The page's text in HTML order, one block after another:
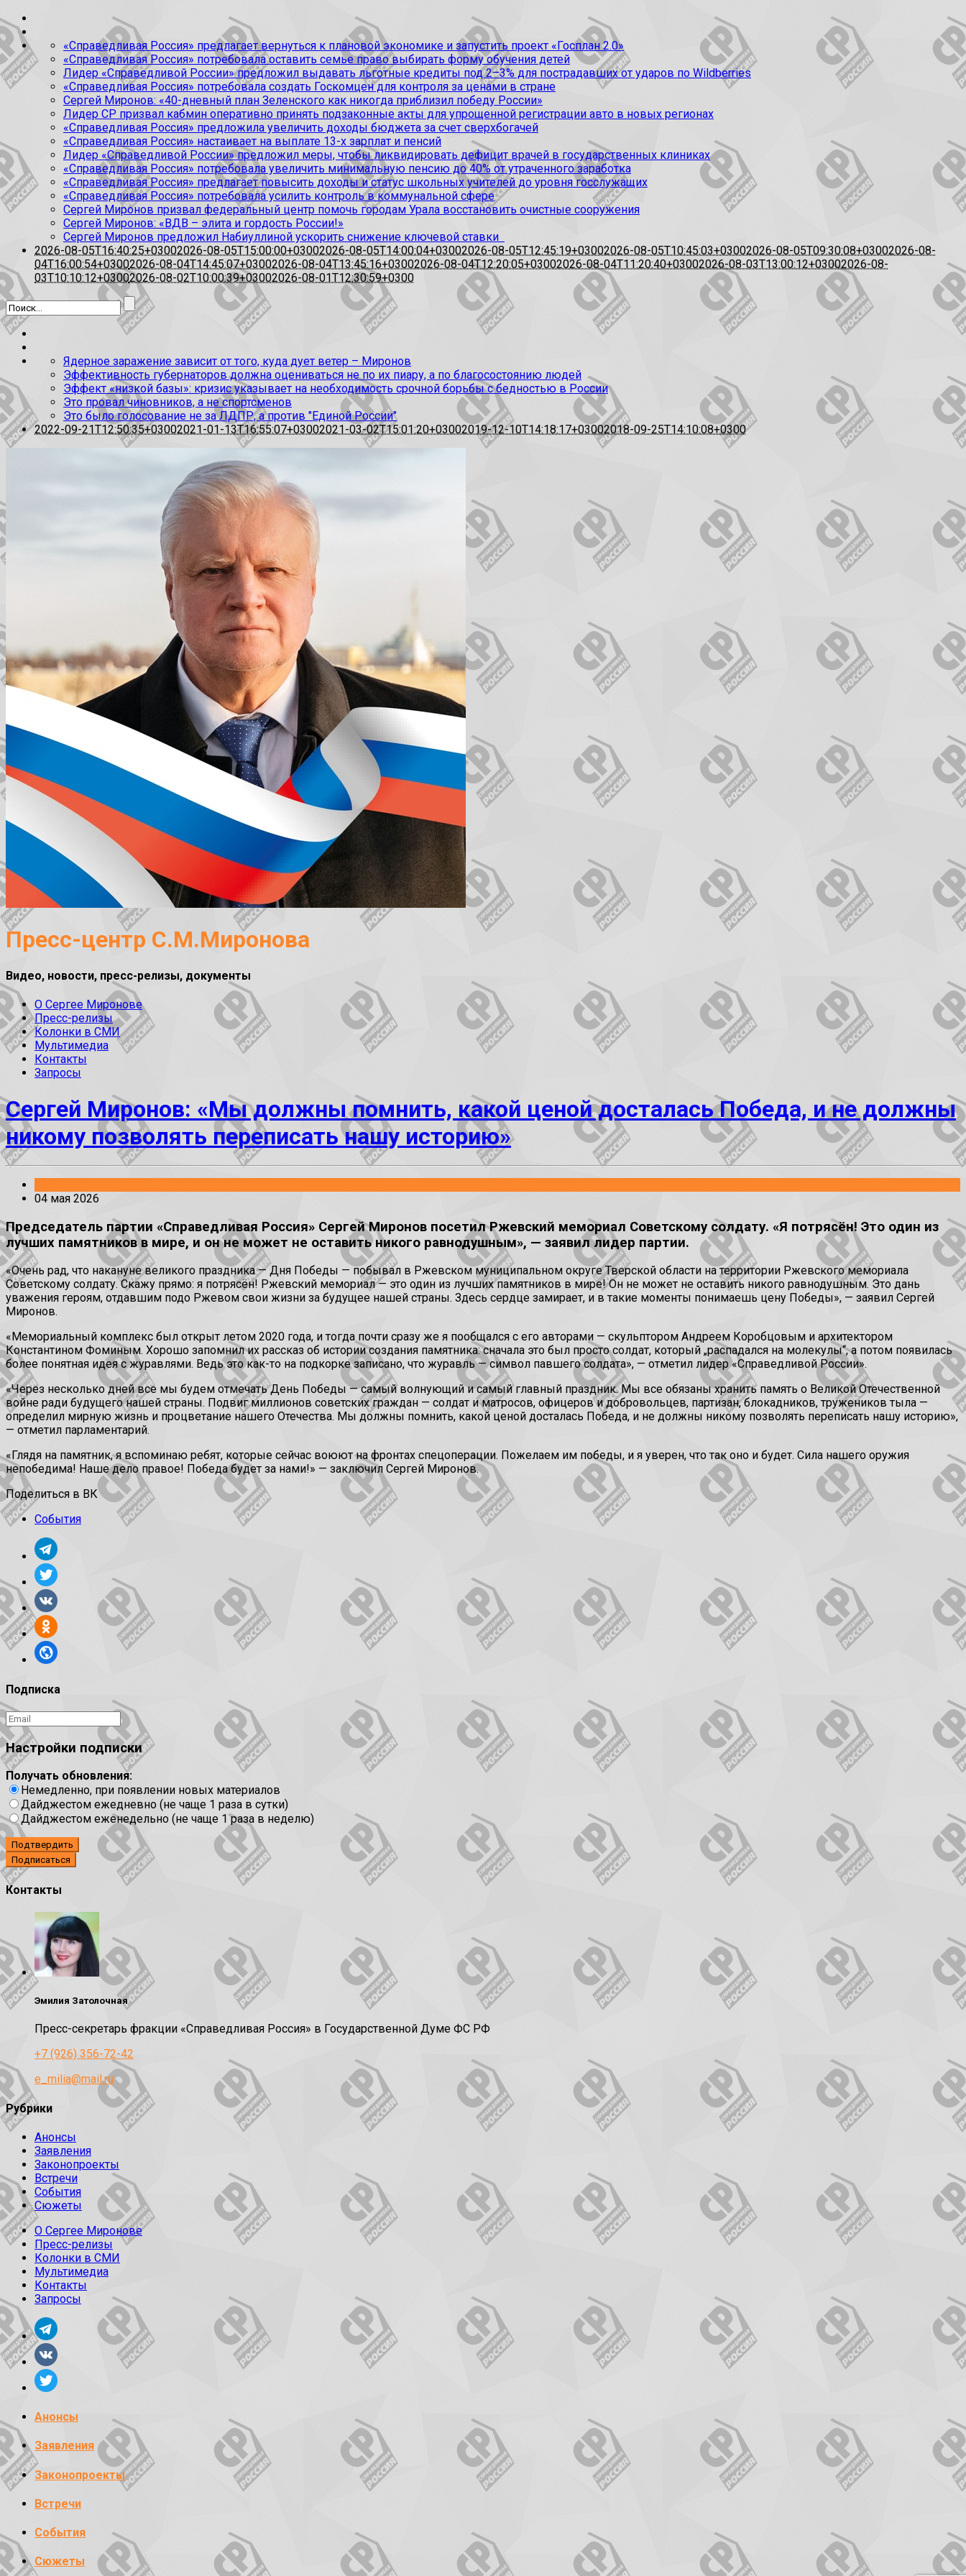
«Справедливая Россия» предлагает вернуться к плановой экономике и запустить проект «Госплан 2.0»
«Справедливая Россия» потребовала оставить семье право выбирать форму обучения детей
Лидер «Справедливой России» предложил выдавать льготные кредиты под 2–3% для пострадавших от ударов по Wildberries
«Справедливая Россия» потребовала создать Госкомцен для контроля за ценами в стране
Сергей Миронов: «40-дневный план Зеленского как никогда приблизил победу России»
Лидер СР призвал кабмин оперативно принять подзаконные акты для упрощенной регистрации авто в новых регионах
«Справедливая Россия» предложила увеличить доходы бюджета за счет сверхбогачей
«Справедливая Россия» настаивает на выплате 13-х зарплат и пенсий
Лидер «Справедливой России» предложил меры, чтобы ликвидировать дефицит врачей в государственных клиниках
«Справедливая Россия» потребовала увеличить минимальную пенсию до 40% от утраченного заработка
«Справедливая Россия» предлагает повысить доходы и статус школьных учителей до уровня госслужащих
«Справедливая Россия» потребовала усилить контроль в коммунальной сфере
Сергей Миронов призвал федеральный центр помочь городам Урала восстановить очистные сооружения
Сергей Миронов: «ВДВ – элита и гордость России!»
Сергей Миронов предложил Набиуллиной ускорить снижение ключевой ставки
2026-08-05T16:40:25+03002026-08-05T15:00:00+03002026-08-05T14:00:04+03002026-08-05T12:45:19+03002026-08-05T10:45:03+03002026-08-05T09:30:08+03002026-08-
04T16:00:54+03002026-08-04T14:45:07+03002026-08-04T13:45:16+03002026-08-04T12:20:05+03002026-08-04T11:20:40+03002026-08-03T13:00:12+03002026-08-
03T10:10:12+03002026-08-02T10:00:39+03002026-08-01T12:30:59+0300
Ядерное заражение зависит от того, куда дует ветер – Миронов
Эффективность губернаторов должна оцениваться не по их пиару, а по благосостоянию людей
Эффект «низкой базы»: кризис указывает на необходимость срочной борьбы с бедностью в России
Это провал чиновников, а не спортсменов
Это было голосование не за ЛДПР, а против "Единой России"
2022-09-21T12:50:35+03002021-01-13T16:55:07+03002021-03-02T15:01:20+03002019-12-10T14:18:17+03002018-09-25T14:10:08+0300
Пресс-центр С.М.Миронова
Видео, новости, пресс-релизы, документы
О Сергее Миронове
Пресс-релизы
Колонки в СМИ
Мультимедиа
Контакты
Запросы
Сергей Миронов: «Мы должны помнить, какой ценой досталась Победа, и не должны
никому позволять переписать нашу историю»
04 мая 2026
Председатель партии «Справедливая Россия» Сергей Миронов посетил Ржевский мемориал Советскому солдату. «Я потрясён! Это один из
лучших памятников в мире, и он не может не оставить никого равнодушным», — заявил лидер партии.
«Очень рад, что накануне великого праздника — Дня Победы — побывал в Ржевском муниципальном округе Тверской области на территории Ржевского мемориала
Советскому солдату. Скажу прямо: я потрясён! Ржевский мемориал — это один из лучших памятников в мире! Он не может не оставить никого равнодушным. Это дань
уважения героям, отдавшим подо Ржевом свои жизни за будущее нашей страны. Здесь сердце замирает, и в такие моменты понимаешь цену Победы», — заявил Сергей
Миронов.
«Мемориальный комплекс был открыт летом 2020 года, и тогда почти сразу же я пообщался с его авторами — скульптором Андреем Коробцовым и архитектором
Константином Фоминым. Хорошо запомнил их рассказ об истории создания памятника: сначала это был просто солдат, который „распадался на молекулы“, а потом появилась
более понятная идея с журавлями. Ведь это как-то на подкорке записано, что журавль — символ павшего солдата», — отметил лидер «Справедливой России».
«Через несколько дней все мы будем отмечать День Победы — самый волнующий и самый главный праздник. Мы все обязаны хранить память о Великой Отечественной
войне ради будущего нашей страны. Подвиг миллионов советских граждан — солдат и матросов, офицеров и добровольцев, партизан, блокадников, тружеников тыла —
определил мирную жизнь и процветание нашего Отечества. Мы должны помнить, какой ценой досталась Победа, и не должны никому позволять переписать нашу историю»,
— отметил парламентарий.
«Глядя на памятник, я вспоминаю ребят, которые сейчас воюют на фронтах спецоперации. Пожелаем им победы, и я уверен, что так оно и будет. Сила нашего оружия
непобедима! Наше дело правое! Победа будет за нами!» — заключил Сергей Миронов.
Поделиться в ВК
События
Подписка
Настройки подписки
Получать обновления:
Немедленно, при появлении новых материалов
Дайджестом ежедневно (не чаще 1 раза в сутки)
Дайджестом еженедельно (не чаще 1 раза в неделю)
Подтвердить
Контакты
Эмилия Затолочная
Пресс-секретарь фракции «Справедливая Россия» в Государственной Думе ФС РФ
+7 (926) 356-72-42
e_milia@mail.ru
Рубрики
Анонсы
Заявления
Законопроекты
Встречи
События
Сюжеты
О Сергее Миронове
Пресс-релизы
Колонки в СМИ
Мультимедиа
Контакты
Запросы
Анонсы
Заявления
Законопроекты
Встречи
События
Сюжеты